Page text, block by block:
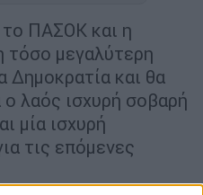
το ΠΑΣΟΚ και η
τόσο μεγαλύτερη
Δημοκρατία και θα
ο λαός ισχυρή σοβαρή
μία ισχυρή
τις επόμενες